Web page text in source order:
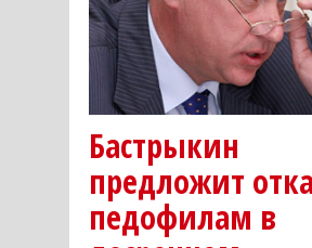
Бастрыкин
предложит
педофилам в